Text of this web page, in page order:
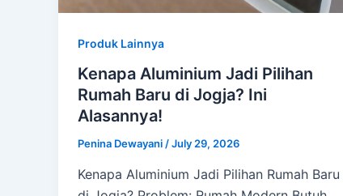
Produk Lainnya
Kenapa Aluminium Jadi Pilihan
Rumah Baru di Jogja? Ini
Alasannya!
Penina Dewayani/July 29, 2026
Kenapa Aluminium Jadi Pilihan Rumah Baru